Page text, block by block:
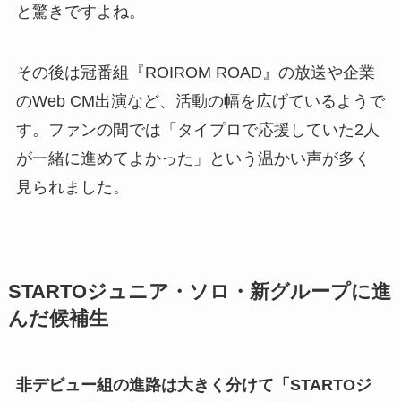
と驚きですよね。
その後は冠番組『ROIROM ROAD』の放送や企業
のWeb CM出演など、活動の幅を広げているようで
す。ファンの間では「タイプロで応援していた2人
が一緒に進めてよかった」という温かい声が多く
見られました。
STARTOジュニア・ソロ・新グループに進
んだ候補生
非デビュー組の進路は大きく分けて「STARTOジ